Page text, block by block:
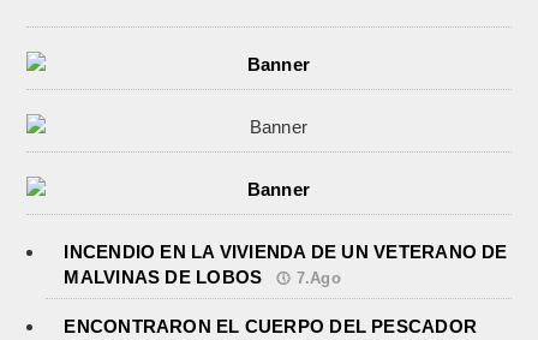
INCENDIO EN LA VIVIENDA DE UN VETERANO DE
MALVINAS DE LOBOS
7.Ago
ENCONTRARON EL CUERPO DEL PESCADOR